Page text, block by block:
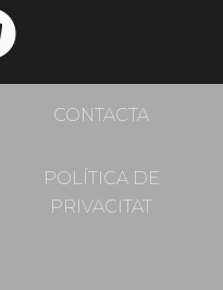
CONTACTA
POLÍTICA DE
PRIVACITAT